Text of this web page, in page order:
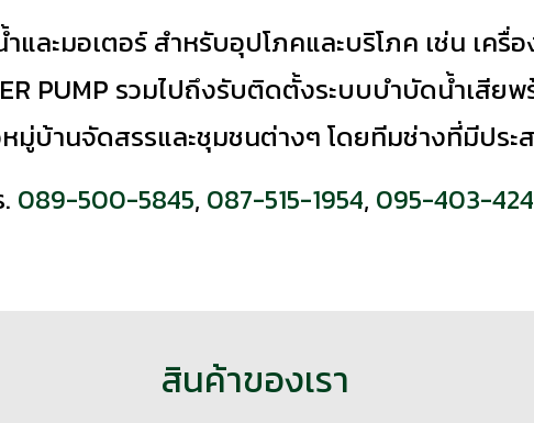
ละมอเตอร์ สำหรับอุปโภคและบริโภค เช่น เครื่
PUMP รวมไปถึงรับติดตั้งระบบบำบัดน้ำเสี
มู่บ้านจัดสรรและชุมชนต่างๆ โดยทีมช่างที่มีปร
089-500-5845, 087-515-1954, 095-403-
สินค้าของเรา